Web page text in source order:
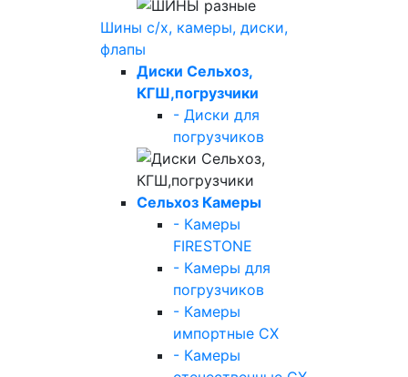
Шины с/х, камеры, диски,
флапы
Диски Сельхоз,
КГШ,погрузчики
- Диски для
погрузчиков
Сельхоз Камеры
- Камеры
FIRESTONE
- Камеры для
погрузчиков
- Камеры
импортные СХ
- Камеры